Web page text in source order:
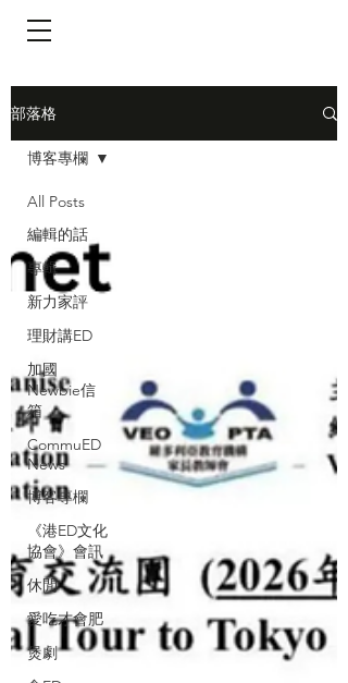
部落格
All Posts
編輯的話
專輯
新力家評
理財講ED
加國
Newbie信
箱
CommuED
News
博客專欄
《港ED文化
協會》會訊
休閒
愛吃才會肥
煲劇
博客專欄